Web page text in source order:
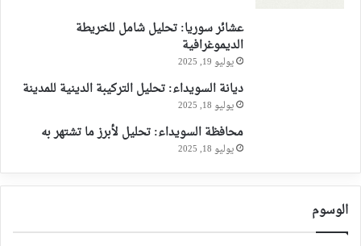
عشائر سوريا: تحليل شامل للخريطة
الديموغرافية
يوليو 19, 2025
ديانة السويداء: تحليل التركيبة الدينية للمدينة
يوليو 18, 2025
محافظة السويداء: تحليل لأبرز ما تشتهر به
يوليو 18, 2025
الوسوم